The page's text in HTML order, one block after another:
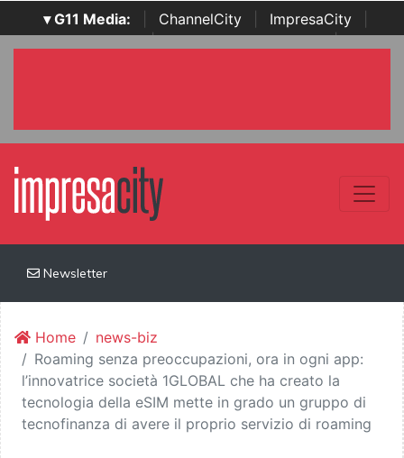
▾ G11 Media: ChannelCity ImpresaCity
SecurityOpenLab | Italian Channel Awards | Italian
Newsletter
Home
news-biz
Roaming senza preoccupazioni, ora in ogni app:
l’innovatrice società 1GLOBAL che ha creato la
tecnologia della eSIM mette in grado un gruppo di
tecnofinanza di avere il proprio servizio di roaming